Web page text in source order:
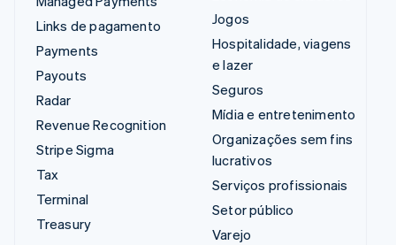
Links de pagamento
Payments
Payouts
Radar
Revenue Recognition
Stripe Sigma
Tax
Terminal
Treasury
Jogos
Hospitalidade, viagens
e lazer
Seguros
Mídia e entretenimento
Organizações sem fins
lucrativos
Serviços profissionais
Setor público
Varejo